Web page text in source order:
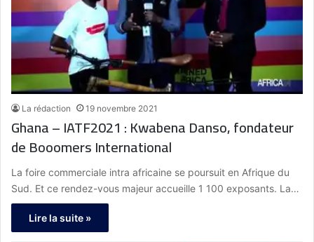
La rédaction 19 novembre 2021
Ghana – IATF2021 : Kwabena Danso, fondateur
de Booomers International
La foire commerciale intra africaine se poursuit en Afrique du
Sud. Et ce rendez-vous majeur accueille 1 100 exposants. La…
Lire la suite »